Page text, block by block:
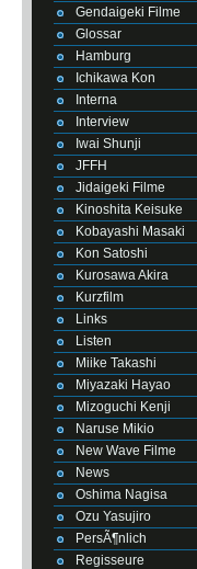
Gendaigeki Filme
Glossar
Hamburg
Ichikawa Kon
Interna
Interview
Iwai Shunji
JFFH
Jidaigeki Filme
Kinoshita Keisuke
Kobayashi Masaki
Kon Satoshi
Kurosawa Akira
Kurzfilm
Links
Listen
Miike Takashi
Miyazaki Hayao
Mizoguchi Kenji
Naruse Mikio
New Wave Filme
News
Oshima Nagisa
Ozu Yasujiro
PersÃ¶nlich
Regisseure